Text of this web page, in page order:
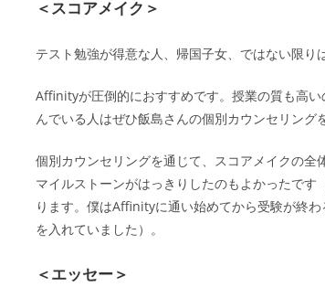
＜スコアメイク＞
テスト勉強が得意な人、帰国子女、ではない限り
Affinityが圧倒的におすすめです。授業の質も高
んでいる人はぜひ飯島さんの個別カウンセリング
個別カウンセリングを通じて、スコアメイクの全
マイルストーンがはっきりしたのもよかったで
ります。僕はAffinityに通い始めてから受験が終
を入れていました）。
＜エッセー＞